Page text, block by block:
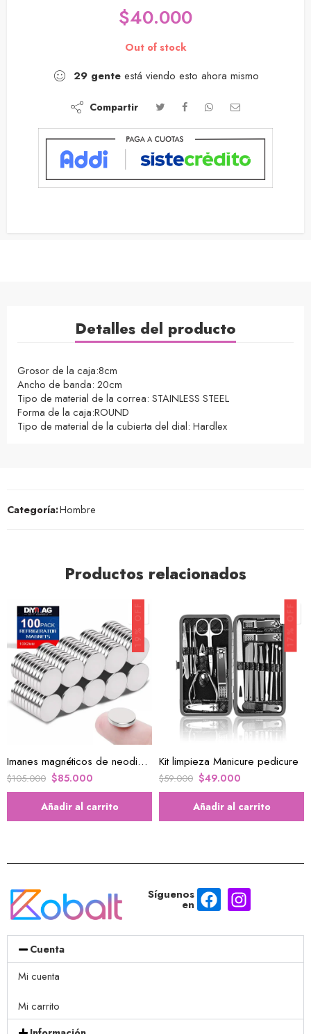
$40.000
Out of stock
29 genteestá viendo esto ahora mismo
Compartir
Detalles del producto
Grosor de la caja:8cm
Ancho de banda: 20cm
Tipo de material de la correa: STAINLESS STEEL
Forma de la caja:ROUND
Tipo de material de la cubierta del dial: Hardlex
Categoría:Hombre
Productos relacionados
19% OFF
Imanes magnéticos de neodimio 100 imanes fuertes
$105.000 $85.000
Añadir al carrito
17% OFF
Kit limpieza Manicure pedicure
$59.000 $49.000
Añadir al carrito
Síguenos
en
Cuenta
Mi cuenta
Mi carrito